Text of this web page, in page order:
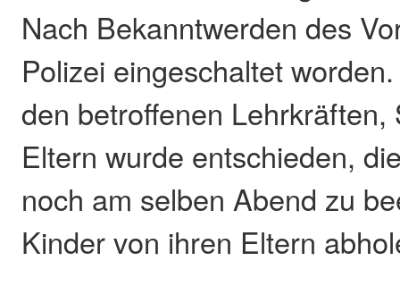
Nach Bekanntwerden des
Polizei eingeschaltet
den betroffenen Lehrkräften,
Eltern wurde entschieden,
noch am selben Abend zu
Kinder von ihren Eltern